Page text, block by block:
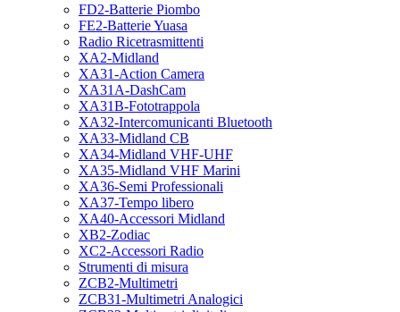
FD2-Batterie Piombo
FE2-Batterie Yuasa
Radio Ricetrasmittenti
XA2-Midland
XA31-Action Camera
XA31A-DashCam
XA31B-Fototrappola
XA32-Intercomunicanti Bluetooth
XA33-Midland CB
XA34-Midland VHF-UHF
XA35-Midland VHF Marini
XA36-Semi Professionali
XA37-Tempo libero
XA40-Accessori Midland
XB2-Zodiac
XC2-Accessori Radio
Strumenti di misura
ZCB2-Multimetri
ZCB31-Multimetri Analogici